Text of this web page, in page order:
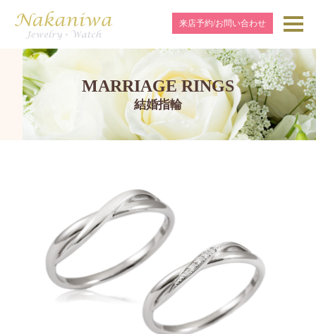
来店予約/お問い合わせ
MARRIAGE RINGS
結婚指輪